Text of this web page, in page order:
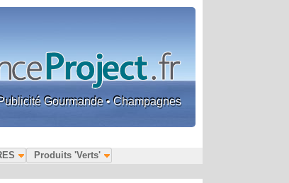
Gourmande • Champagnes
Produits 'Verts'